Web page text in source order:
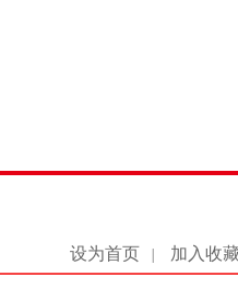
设为首页 加入收